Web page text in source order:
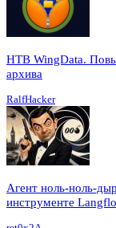
HTB WingData.
архива
RalfHacker
Агент ноль-ноль-
инструменте